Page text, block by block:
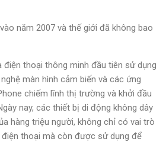
năm 2007 và thế giới đã không bao
điện thoại thông minh đầu tiên sử dụng
màn hình cảm biến và các ứng
chiếm lĩnh thị trường và khởi đầu
nay, các thiết bị di động không dây
hàng triệu người, không chỉ có vai trò
thoại mà còn được sử dụng để